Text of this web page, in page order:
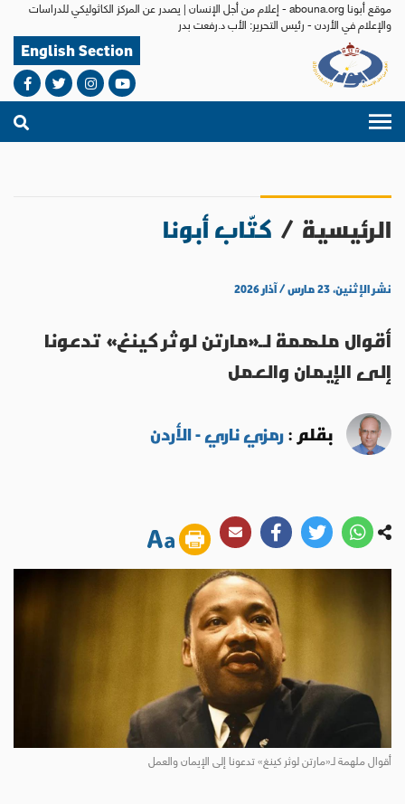
موقع أبونا abouna.org - إعلام من أجل الإنسان | يصدر عن المركز الكاثوليكي للدراسات
والإعلام في الأردن - رئيس التحرير: الأب د.رفعت بدر
English Section
الرئيسية / كتّاب أبونا
نشر الإثنين، ٢٣ مارس / آذار ٢٠٢٦
أقوال ملهمة لـ«مارتن لوثر كينغ» تدعونا
إلى الإيمان والعمل
بقلم :رمزي ناري - الأردن
أقوال ملهمة لـ«مارتن لوثر كينغ» تدعونا إلى الإيمان والعمل